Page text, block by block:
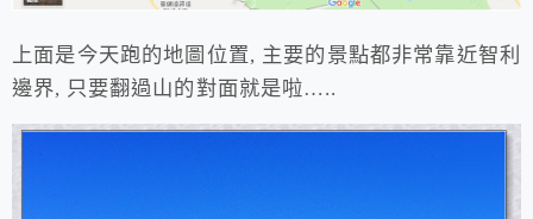
上面是今天跑的地圖位置, 主要的景點都非常靠近智利
邊界, 只要翻過山的對面就是啦…..